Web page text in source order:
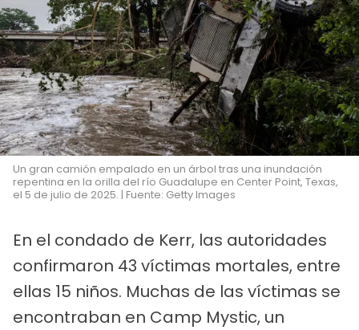
Un gran camión empalado en un árbol tras una inundación
repentina en la orilla del río Guadalupe en Center Point, Texas,
el 5 de julio de 2025. | Fuente: Getty Images
En el condado de Kerr, las autoridades
confirmaron 43 víctimas mortales, entre
ellas 15 niños. Muchas de las víctimas se
encontraban en Camp Mystic, un